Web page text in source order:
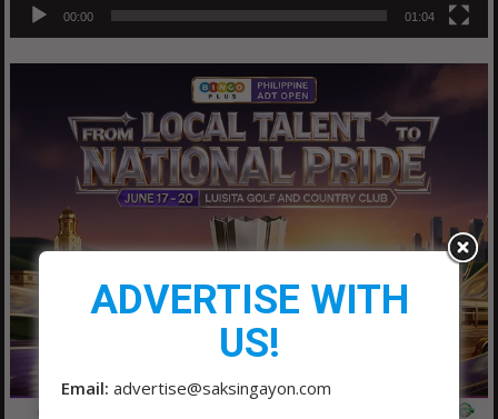
00:00 01:04
ADVERTISE WITH
US!
Email: advertise@saksingayon.com